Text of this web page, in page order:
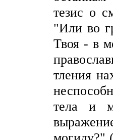
тезис о
"Или во
Твоя - в
тления
тела и